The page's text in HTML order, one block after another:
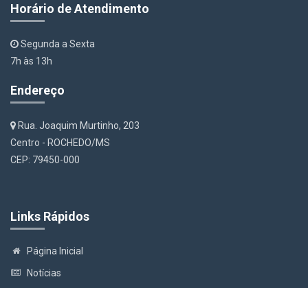
Horário de Atendimento
Segunda a Sexta
7h às 13h
Endereço
Rua. Joaquim Murtinho, 203
Centro - ROCHEDO/MS
CEP: 79450-000
Links Rápidos
Página Inicial
Notícias